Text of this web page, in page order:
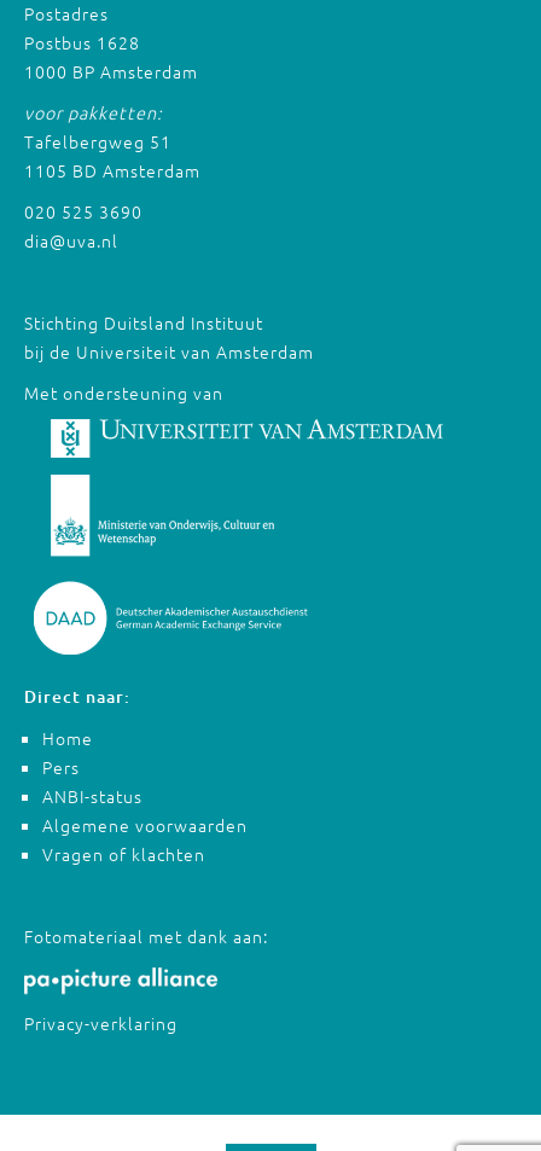
Postadres
Postbus 1628
1000 BP Amsterdam
voor pakketten:
Tafelbergweg 51
1105 BD Amsterdam
020 525 3690
dia@uva.nl
Stichting Duitsland Instituut
bij de Universiteit van Amsterdam
Met ondersteuning van
Direct naar:
Home
Pers
ANBI-status
Algemene voorwaarden
Vragen of klachten
Fotomateriaal met dank aan:
Privacy-verklaring